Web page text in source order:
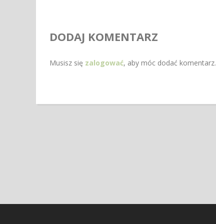
DODAJ KOMENTARZ
Musisz się zalogować, aby móc dodać komentarz.